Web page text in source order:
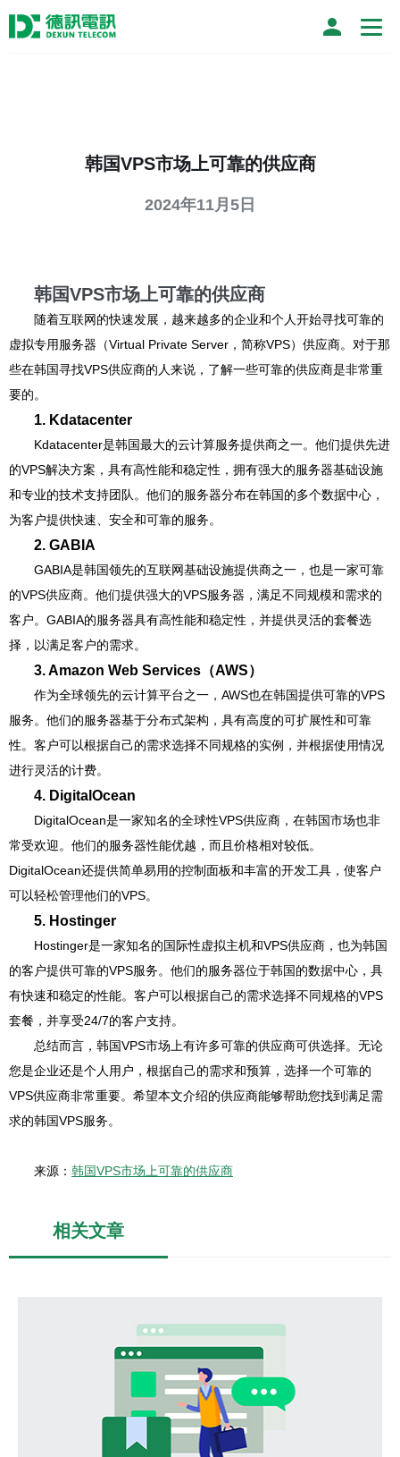
韩国VPS市场上可靠的供应商
2024年11月5日
韩国VPS市场上可靠的供应商
随着互联网的快速发展，越来越多的企业和个人开始寻找可靠的
虚拟专用服务器（Virtual Private Server，简称VPS）供应商。对于那
些在韩国寻找VPS供应商的人来说，了解一些可靠的供应商是非常重
要的。
1. Kdatacenter
Kdatacenter是韩国最大的云计算服务提供商之一。他们提供先进
的VPS解决方案，具有高性能和稳定性，拥有强大的服务器基础设施
和专业的技术支持团队。他们的服务器分布在韩国的多个数据中心，
为客户提供快速、安全和可靠的服务。
2. GABIA
GABIA是韩国领先的互联网基础设施提供商之一，也是一家可靠
的VPS供应商。他们提供强大的VPS服务器，满足不同规模和需求的
客户。GABIA的服务器具有高性能和稳定性，并提供灵活的套餐选
择，以满足客户的需求。
3. Amazon Web Services（AWS）
作为全球领先的云计算平台之一，AWS也在韩国提供可靠的VPS
服务。他们的服务器基于分布式架构，具有高度的可扩展性和可靠
性。客户可以根据自己的需求选择不同规格的实例，并根据使用情况
进行灵活的计费。
4. DigitalOcean
DigitalOcean是一家知名的全球性VPS供应商，在韩国市场也非
常受欢迎。他们的服务器性能优越，而且价格相对较低。
DigitalOcean还提供简单易用的控制面板和丰富的开发工具，使客户
可以轻松管理他们的VPS。
5. Hostinger
Hostinger是一家知名的国际性虚拟主机和VPS供应商，也为韩国
的客户提供可靠的VPS服务。他们的服务器位于韩国的数据中心，具
有快速和稳定的性能。客户可以根据自己的需求选择不同规格的VPS
套餐，并享受24/7的客户支持。
总结而言，韩国VPS市场上有许多可靠的供应商可供选择。无论
您是企业还是个人用户，根据自己的需求和预算，选择一个可靠的
VPS供应商非常重要。希望本文介绍的供应商能够帮助您找到满足需
求的韩国VPS服务。
来源： 韩国VPS市场上可靠的供应商
相关文章